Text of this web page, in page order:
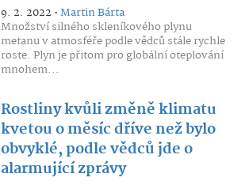
9. 2. 2022 •Martin Bárta
Množství silného skleníkového plynu
metanu v atmosféře podle vědců stále rychle
roste. Plyn je přitom pro globální oteplování
mnohem...
Rostliny kvůli změně klimatu
kvetou o měsíc dříve než bylo
obvyklé, podle vědců jde o
alarmující zprávy